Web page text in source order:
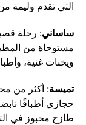
التي تقدم وليمة
ساساني: رحلة
مستوحاة من
ويخنات غنية،
تميسة: أكثر من
حجازي أطباقًا
طازج مخبوز في